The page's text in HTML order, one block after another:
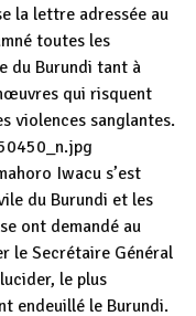
la lettre adressée au
toutes les
du Burundi tant à
qui risquent
violences sanglantes.
Iwacu s’est
du Burundi et les
ont demandé au
le Secrétaire Général
le plus
endeuillé le Burundi.